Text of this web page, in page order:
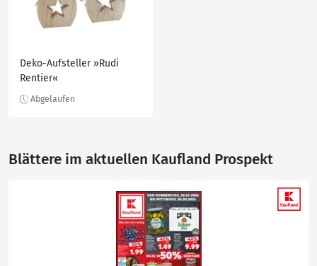
Deko-Aufsteller »Rudi
Rentier«
Blättere im aktuellen Kaufland Prospekt